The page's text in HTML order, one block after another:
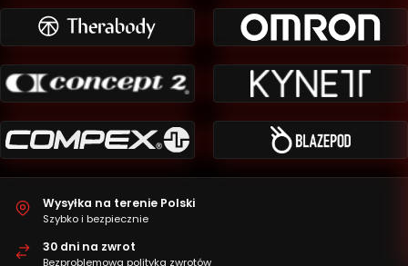
Wysyłka na terenie Polski
Szybko i bezpiecznie
30 dni na zwrot
Bezproblemowa polityka zwrotów